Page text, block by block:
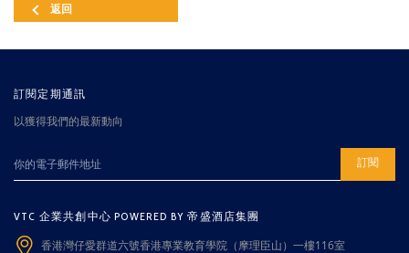
返回
訂閱定期通訊
以獲得我們的最新動向
訂閱
VTC 企業共創中心 POWERED BY 帝盛酒店集團
香港灣仔愛群道六號香港專業教育學院（摩理臣山）一樓116室